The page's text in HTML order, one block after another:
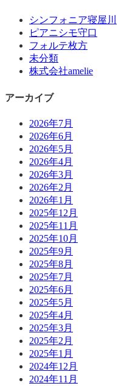
シンフォニア寝屋川
ピアニシモ守口
フォルテ枚方
未分類
株式会社amelie
アーカイブ
2026年7月
2026年6月
2026年5月
2026年4月
2026年3月
2026年2月
2026年1月
2025年12月
2025年11月
2025年10月
2025年9月
2025年8月
2025年7月
2025年6月
2025年5月
2025年4月
2025年3月
2025年2月
2025年1月
2024年12月
2024年11月